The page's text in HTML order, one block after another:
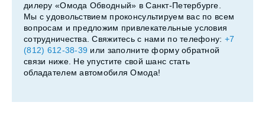
дилеру «Омода Обводный» в Санкт-Петербурге.
Мы с удовольствием проконсультируем вас по всем
вопросам и предложим привлекательные условия
сотрудничества. Свяжитесь с нами по телефону: +7
(812) 612-38-39 или заполните форму обратной
связи ниже. Не упустите свой шанс стать
обладателем автомобиля Омода!